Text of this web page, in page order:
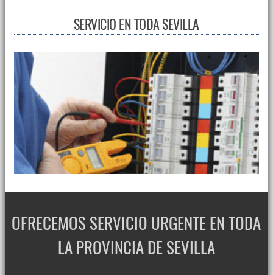
SERVICIO EN TODA SEVILLA
OFRECEMOS SERVICIO URGENTE EN TODA
LA PROVINCIA DE SEVILLA